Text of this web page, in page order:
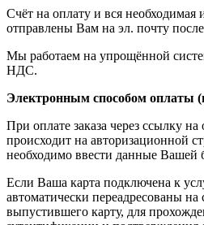
Счёт на оплату и вся необходимая
отправлены Вам на эл. почту
Мы работаем на упрощённой
НДС.
Электронным способом оплаты
При оплате заказа через ссылку
происходит на авторизационной
необходимо ввести данные Вашей
Если Ваша карта подключена к
автоматически переадресованы на
выпустившего карту, для